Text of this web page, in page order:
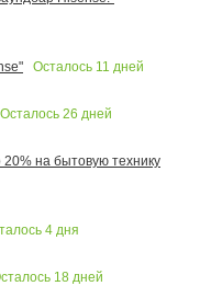
Осталось 11 дней
Осталось 26 дней
на бытовую технику
4 дня
18 дней